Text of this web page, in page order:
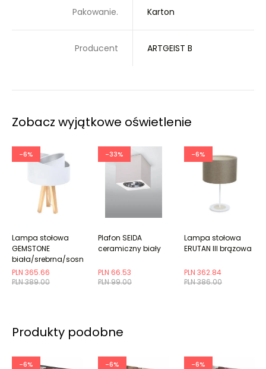
Pakowanie. Karton
Producent ARTGEIST B
Zobacz wyjątkowe oświetlenie
-6%
PLN 389.00
PLN 365.66
Lampa stołowa
GEMSTONE
biała/srebrna/sosna
-33%
PLN 99.00
PLN 66.53
Plafon SEIDA
ceramiczny biały
-6%
PLN 386.00
PLN 362.84
Lampa stołowa
ERUTAN III brązowa
Produkty podobne
-6% -6% -6%